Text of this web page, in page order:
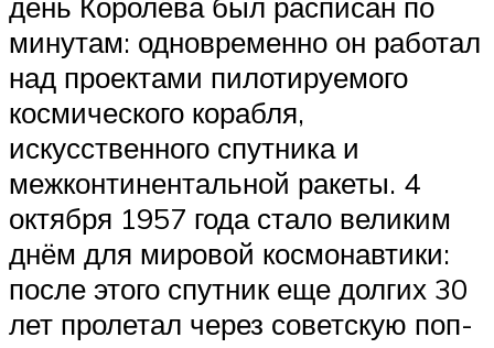
минутам: одновременно он работал
над проектами пилотируемого
космического корабля,
искусственного спутника и
межконтинентальной ракеты. 4
октября 1957 года стало великим
днём для мировой космонавтики:
после этого спутник еще долгих 30
лет пролетал через советскую поп-